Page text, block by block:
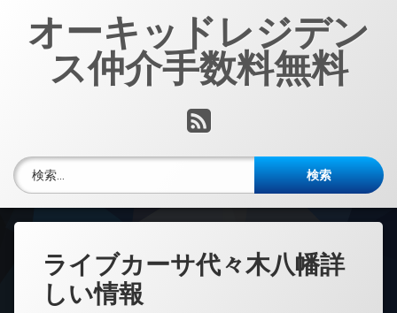
オーキッドレジデン
ス仲介手数料無料
RSS
検索:
ライブカーサ代々木八幡詳
しい情報